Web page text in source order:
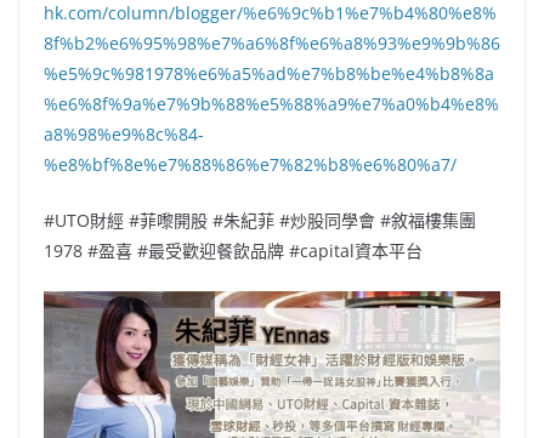
hk.com/column/blogger/%e6%9c%b1%e7%b4%80%e8%
8f%b2%e6%95%98%e7%a6%8f%e6%a8%93%e9%9b%86
%e5%9c%981978%e6%a5%ad%e7%b8%be%e4%b8%8a
%e6%8f%9a%e7%9b%88%e5%88%a9%e7%a0%b4%e8%
a8%98%e9%8c%84-
%e8%bf%8e%e7%88%86%e7%82%b8%e6%80%a7/
#UTO財經 #菲嚟開股 #朱紀菲 #炒股同學會 #敘福樓集團
1978 #盈喜 #最受歡迎餐飲品牌 #capital資本平台